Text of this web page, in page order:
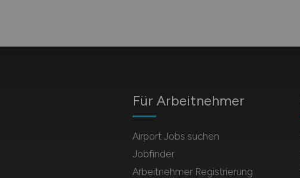
Für Arbeitnehmer
Airport Jobs suchen
Jobfinder
Arbeitnehmer Registrierung